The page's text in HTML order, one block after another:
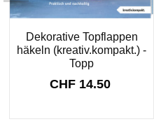
Dekorative Topflappen
häkeln (kreativ.kompakt.) -
Topp
CHF 14.50